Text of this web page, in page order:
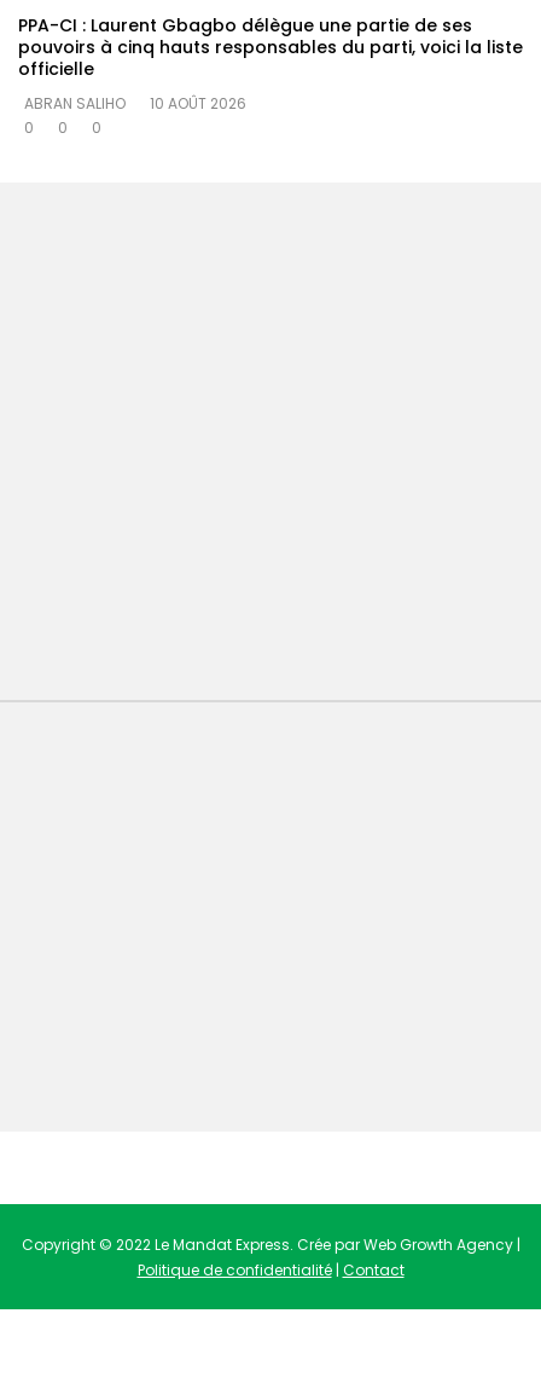
PPA-CI : Laurent Gbagbo délègue une partie de ses
pouvoirs à cinq hauts responsables du parti, voici la liste
officielle
ABRAN SALIHO
10 AOÛT 2026
0
0 0
Copyright © 2022 Le Mandat Express. Crée par Web Growth Agency |
Politique de confidentialité| Contact